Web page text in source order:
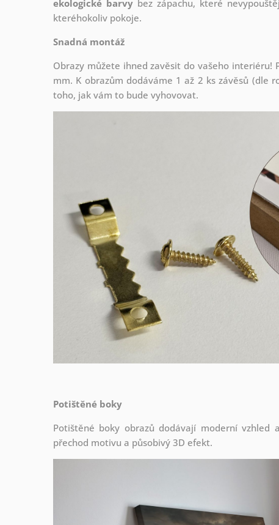
ekologické barvy bez zápachu, které
kteréhokoliv pokoje.
Snadná montáž
Obrazy můžete ihned zavěsit do vašeho
mm. K obrazům dodáváme 1 až 2 ks závěsů (dle
toho, jak vám to bude vyhovovat.
Potištěné boky
Potištěné boky obrazů dodávají moderní
přechod motivu a působivý 3D efekt.